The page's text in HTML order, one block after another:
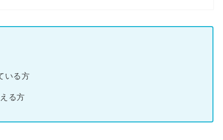
いる方
る方